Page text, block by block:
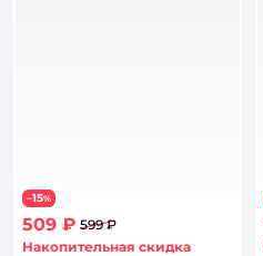
−15%
509 ₽ 599 ₽
Накопительная скидка